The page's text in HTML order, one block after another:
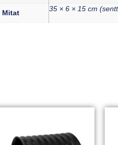
Mitat 35 × 6 × 15 cm